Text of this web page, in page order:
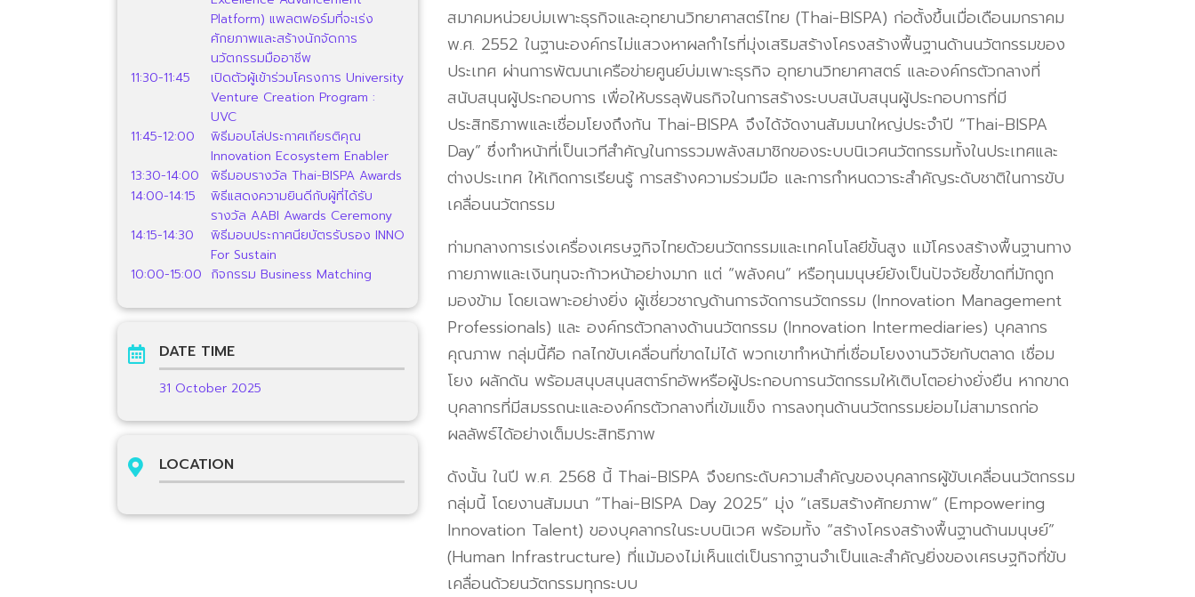
Platform) แพลตฟอร์มที่จะเร่ง
ศักยภาพและสร้างนักจัดการ
นวัตกรรมมืออาชีพ
11:30-11:45
เปิดตัวผู้เข้าร่วมโครงการ University
Venture Creation Program :
UVC
11:45-12:00
พิธีมอบโล่ประกาศเกียรติคุณ
Innovation Ecosystem Enabler
13:30-14:00
พิธีมอบรางวัล Thai-BISPA Awards
14:00-14:15
พิธีแสดงความยินดีกับผู้ที่ได้รับ
รางวัล AABI Awards Ceremony
14:15-14:30
พิธีมอบประกาศนียบัตรรับรอง INNO
For Sustain
10:00-15:00 กิจกรรม Business Matching
 DATE TIME
31 October 2025
 LOCATION
สมาคมหน่วยบ่มเพาะธุรกิจและอุทยานวิทยาศาสตร์ไทย (Thai-BISPA) ก่อตั้งขึ้นเมื่อเดือนมกราคม
พ.ศ. 2552 ในฐานะองค์กรไม่แสวงหาผลกำไรที่มุ่งเสริมสร้างโครงสร้างพื้นฐานด้านนวัตกรรมของ
ประเทศ ผ่านการพัฒนาเครือข่ายศูนย์บ่มเพาะธุรกิจ อุทยานวิทยาศาสตร์ และองค์กรตัวกลางที่
สนับสนุนผู้ประกอบการ เพื่อให้บรรลุพันธกิจในการสร้างระบบสนับสนุนผู้ประกอบการที่มี
ประสิทธิภาพและเชื่อมโยงถึงกัน Thai-BISPA จึงได้จัดงานสัมมนาใหญ่ประจำปี “Thai-BISPA
Day” ซึ่งทำหน้าที่เป็นเวทีสำคัญในการรวมพลังสมาชิกของระบบนิเวศนวัตกรรมทั้งในประเทศและ
ต่างประเทศ ให้เกิดการเรียนรู้ การสร้างความร่วมมือ และการกำหนดวาระสำคัญระดับชาติในการขับ
เคลื่อนนวัตกรรม
ท่ามกลางการเร่งเครื่องเศรษฐกิจไทยด้วยนวัตกรรมและเทคโนโลยีขั้นสูง แม้โครงสร้างพื้นฐานทาง
กายภาพและเงินทุนจะก้าวหน้าอย่างมาก แต่ “พลังคน” หรือทุนมนุษย์ยังเป็นปัจจัยชี้ขาดที่มักถูก
มองข้าม โดยเฉพาะอย่างยิ่ง ผู้เชี่ยวชาญด้านการจัดการนวัตกรรม (Innovation Management
Professionals) และ องค์กรตัวกลางด้านนวัตกรรม (Innovation Intermediaries) บุคลากร
คุณภาพ กลุ่มนี้คือ กลไกขับเคลื่อนที่ขาดไม่ได้ พวกเขาทำหน้าที่เชื่อมโยงงานวิจัยกับตลาด เชื่อม
โยง ผลักดัน พร้อมสนุบสนุนสตาร์ทอัพหรือผู้ประกอบการนวัตกรรมให้เติบโตอย่างยั่งยืน หากขาด
บุคลากรที่มีสมรรถนะและองค์กรตัวกลางที่เข้มแข็ง การลงทุนด้านนวัตกรรมย่อมไม่สามารถก่อ
ผลลัพธ์ได้อย่างเต็มประสิทธิภาพ
ดังนั้น ในปี พ.ศ. 2568 นี้ Thai-BISPA จึงยกระดับความสำคัญของบุคลากรผู้ขับเคลื่อนนวัตกรรม
กลุ่มนี้ โดยงานสัมมนา “Thai-BISPA Day 2025” มุ่ง “เสริมสร้างศักยภาพ” (Empowering
Innovation Talent) ของบุคลากรในระบบนิเวศ พร้อมทั้ง “สร้างโครงสร้างพื้นฐานด้านมนุษย์”
(Human Infrastructure) ที่แม้มองไม่เห็นแต่เป็นรากฐานจำเป็นและสำคัญยิ่งของเศรษฐกิจที่ขับ
เคลื่อนด้วยนวัตกรรมทุกระบบ